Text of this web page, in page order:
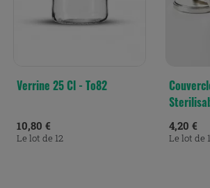
Verrine 25 Cl - To82
10,80 €
Le lot de 12
4,20 €
Le lot de